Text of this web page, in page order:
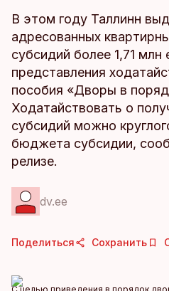
В этом году Таллинн
адресованных
субсидий более 1,71 млн
представления
пособия «Дворы в
Ходатайствовать о
субсидий можно
бюджета субсидии,
релизе.
dv.ee
Поделиться Сохранить